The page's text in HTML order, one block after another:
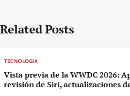
Related Posts
TECNOLOGIA
Vista previa de la WWDC 2026:
revisión de Siri, actualizaciones